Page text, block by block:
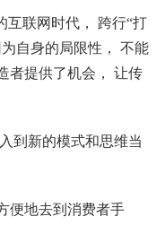
互联网时代， 跨行“打
自身的局限性， 不能
者提供了机会， 让传
到新的模式和思维当
便地去到消费者手